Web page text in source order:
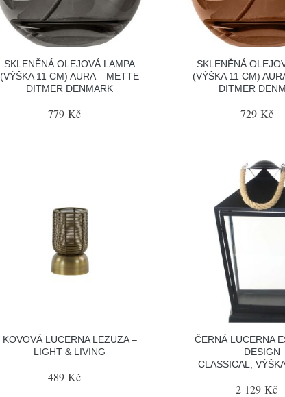
SKLENĚNÁ OLEJOVÁ LAMPA
(VÝŠKA 11 CM) AURA – METTE
DITMER DENMARK
779 Kč
SKLENĚNÁ
(VÝŠKA 11 CM)
DITMER
729 Kč
KOVOVÁ LUCERNA LEZUZA –
LIGHT & LIVING
489 Kč
ČERNÁ LUCERNA
DESIGN
CLASSICAL,
2 129 Kč